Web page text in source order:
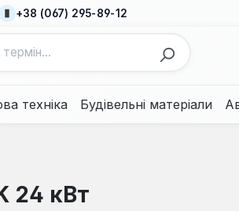
+38 (067) 295-89-12
техніка Будівельні матеріали
24 кВт